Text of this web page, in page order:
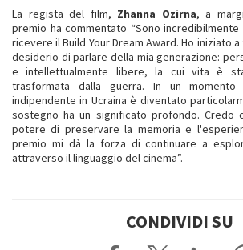
La regista del film, Zhanna Ozirna, a
premio ha commentato “Sono
ricevere il Build Your Dream Award. Ho iniziato
desiderio di parlare della mia generazione:
e intellettualmente libere, la cui vita è
trasformata dalla guerra. In un
indipendente in Ucraina è diventato
sostegno ha un significato profondo. Credo
potere di preservare la memoria e
premio mi dà la forza di continuare a
attraverso il linguaggio del cinema”.
CONDIVIDI SU